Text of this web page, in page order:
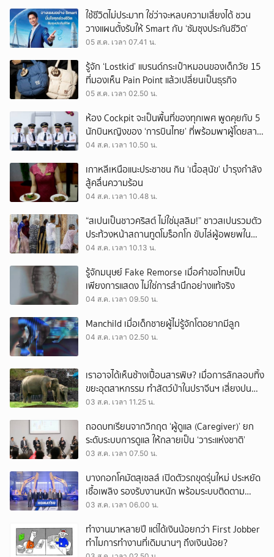
ใช้ชีวิตไม่ประมาท ใช่ว่าจะหลบความเสี่ยงได้ ชวน
วางแผนตั้งรับให้ Smart กับ ‘ซัมซุงประกันชีวิต’
05 ส.ค. เวลา 07.41 น.
รู้จัก ‘Lostkid’ แบรนด์กระเป๋าหมอนของเด็กวัย 15
ที่มองเห็น Pain Point แล้วเปลี่ยนเป็นธุรกิจ
05 ส.ค. เวลา 02.50 น.
ห้อง Cockpit จะเป็นพื้นที่ของทุกเพศ พูดคุยกับ 5
นักบินหญิงของ ‘การบินไทย’ ที่พร้อมพาผู้โดยสาร
บินไปทั่วโลก
04 ส.ค. เวลา 10.50 น.
เกาหลีเหนือแนะประชาชน กิน ‘เนื้อสุนัข’ บำรุงกำลัง
สู้คลื่นความร้อน
04 ส.ค. เวลา 10.48 น.
“สเปนเป็นชาวคริสต์ ไม่ใช่มุสลิม!” ชาวสเปนรวมตัว
ประท้วงหน้าสถานทูตโมร็อกโก ขับไล่ผู้อพยพใน
เมืองเซวตาออกนอกประเทศ
04 ส.ค. เวลา 10.13 น.
รู้จักมนุษย์ Fake Remorse เมื่อคำขอโทษเป็น
เพียงการแสดง ไม่ใช่การสำนึกอย่างแท้จริง
04 ส.ค. เวลา 09.50 น.
Manchild เมื่อเด็กชายผู้ไม่รู้จักโตอยากมีลูก
04 ส.ค. เวลา 02.50 น.
เราอาจได้เห็นช้างเปื้อนสารพิษ? เมื่อการลักลอบทิ้ง
ขยะอุตสาหกรรม ทำสัตว์ป่าในปราจีนฯ เสี่ยงปน
เปื้อน
03 ส.ค. เวลา 11.25 น.
ถอดบทเรียนจากวิกฤต ‘ผู้ดูแล (Caregiver)’ ยก
ระดับระบบการดูแล ให้กลายเป็น ‘วาระแห่งชาติ’
03 ส.ค. เวลา 07.50 น.
บางกอกโคมัตสุเซลส์ เปิดตัวรถขุดรุ่นใหม่ ประหยัด
เชื้อเพลิง รองรับงานหนัก พร้อมระบบติดตาม
เครื่องจักรผ่านดาวเทียม
03 ส.ค. เวลา 06.00 น.
ทำงานมาหลายปี แต่ได้เงินน้อยกว่า First Jobber
ทำไมการทำงานที่เดิมนานๆ ถึงเงินน้อย?